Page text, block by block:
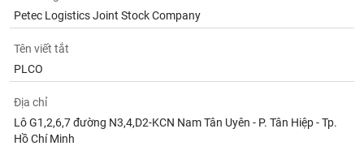
Petec Logistics Joint Stock Company
Tên viết tắt
PLCO
Địa chỉ
Lô G1,2,6,7 đường N3,4,D2-KCN Nam Tân Uyên - P. Tân Hiệp - Tp.
Hồ Chí Minh
chính